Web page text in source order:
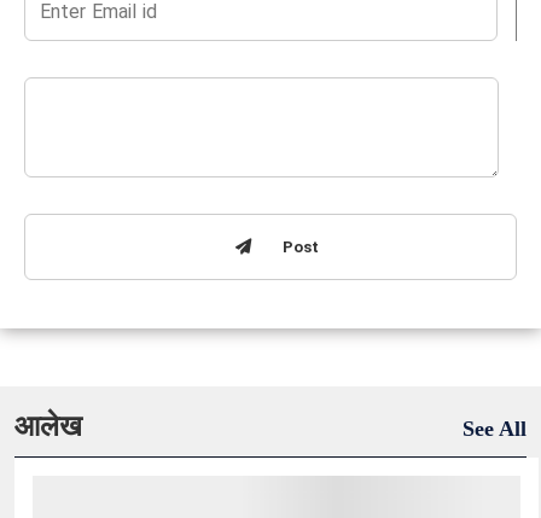
Post
आलेख See All